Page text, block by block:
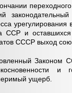
ССР и оставшихся
СССР выход
Законом
и
ущерб.